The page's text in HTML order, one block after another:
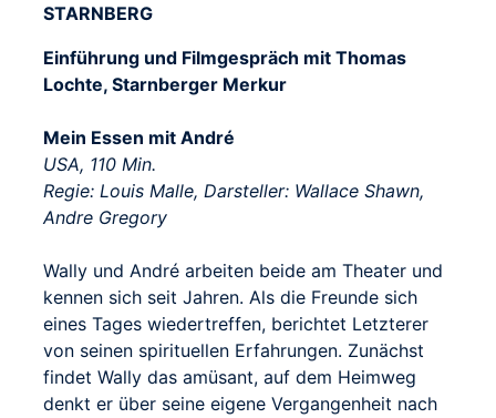
STARNBERG
Einführung und Filmgespräch mit Thomas
Lochte, Starnberger Merkur
Mein Essen mit André
USA, 110 Min.
Regie: Louis Malle, Darsteller: Wallace Shawn,
Andre Gregory
Wally und André arbeiten beide am Theater und
kennen sich seit Jahren. Als die Freunde sich
eines Tages wiedertreffen, berichtet Letzterer
von seinen spirituellen Erfahrungen. Zunächst
findet Wally das amüsant, auf dem Heimweg
denkt er über seine eigene Vergangenheit nach